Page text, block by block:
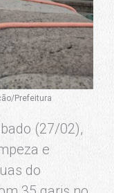
Prefeitura
(27/02),
e
do